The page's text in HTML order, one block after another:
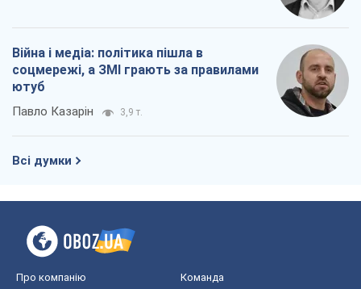
Війна і медіа: політика пішла в
соцмережі, а ЗМІ грають за правилами
ютуб
Павло Казарін 3,9 т.
Всі думки
Про компанію Команда